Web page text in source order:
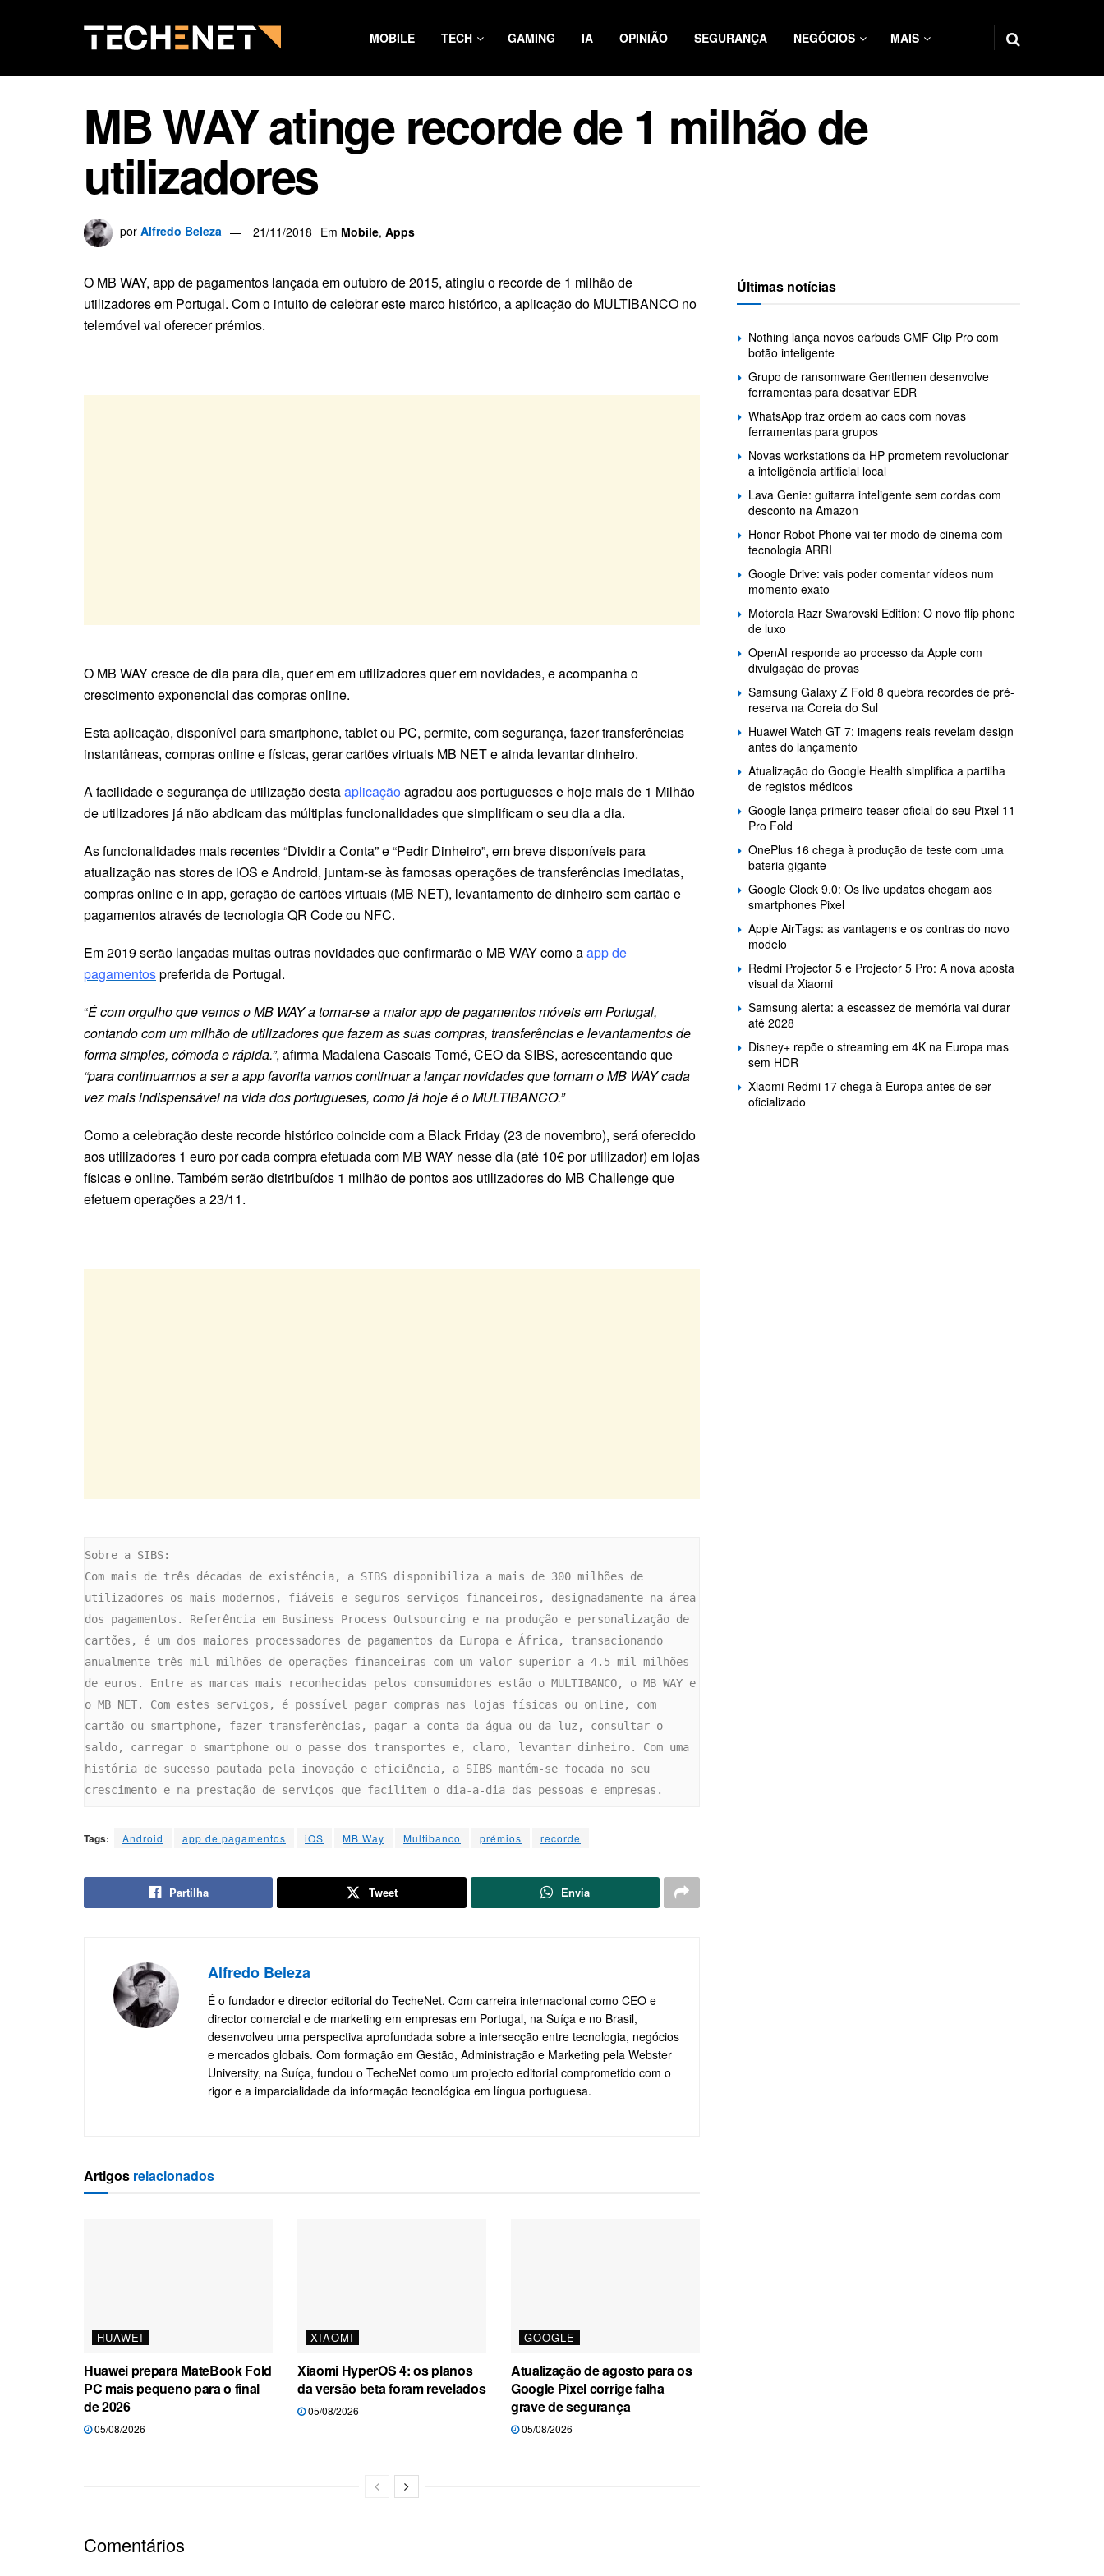
MOBILE TECH GAMING IA OPINIÃO SEGURANÇA NEGÓCIOS MAIS
MB WAY atinge recorde de 1 milhão de
utilizadores
por Alfredo Beleza 21/11/2018 Em Mobile, Apps
O MB WAY, app de pagamentos lançada em outubro de 2015, atingiu o recorde de 1 milhão de
utilizadores em Portugal. Com o intuito de celebrar este marco histórico, a aplicação do MULTIBANCO no
telemóvel vai oferecer prémios.
O MB WAY cresce de dia para dia, quer em em utilizadores quer em novidades, e acompanha o
crescimento exponencial das compras online.
Esta aplicação, disponível para smartphone, tablet ou PC, permite, com segurança, fazer transferências
instantâneas, compras online e físicas, gerar cartões virtuais MB NET e ainda levantar dinheiro.
A facilidade e segurança de utilização destaaplicaçãoagradou aos portugueses e hoje mais de 1 Milhão
de utilizadores já não abdicam das múltiplas funcionalidades que simplificam o seu dia a dia.
As funcionalidades mais recentes “Dividir a Conta” e “Pedir Dinheiro”, em breve disponíveis para
atualização nas stores de iOS e Android, juntam-se às famosas operações de transferências imediatas,
compras online e in app, geração de cartões virtuais (MB NET), levantamento de dinheiro sem cartão e
pagamentos através de tecnologia QR Code ou NFC.
Em 2019 serão lançadas muitas outras novidades que confirmarão o MB WAY como aapp de
pagamentospreferida de Portugal.
“É com orgulho que vemos o MB WAY a tornar-se a maior app de pagamentos móveis em Portugal,
contando com um milhão de utilizadores que fazem as suas compras, transferências e levantamentos de
forma simples, cómoda e rápida.”, afirma Madalena Cascais Tomé, CEO da SIBS, acrescentando que
“para continuarmos a ser a app favorita vamos continuar a lançar novidades que tornam o MB WAY cada
vez mais indispensável na vida dos portugueses, como já hoje é o MULTIBANCO.”
Como a celebração deste recorde histórico coincide com a Black Friday (23 de novembro), será oferecido
aos utilizadores 1 euro por cada compra efetuada com MB WAY nesse dia (até 10€ por utilizador) em lojas
físicas e online. Também serão distribuídos 1 milhão de pontos aos utilizadores do MB Challenge que
efetuem operações a 23/11.
Sobre a SIBS:
Com mais de três décadas de existência, a SIBS disponibiliza a mais de 300 milhões de
utilizadores os mais modernos, fiáveis e seguros serviços financeiros, designadamente na área
dos pagamentos. Referência em Business Process Outsourcing e na produção e personalização de
cartões, é um dos maiores processadores de pagamentos da Europa e África, transacionando
anualmente três mil milhões de operações financeiras com um valor superior a 4.5 mil milhões
de euros. Entre as marcas mais reconhecidas pelos consumidores estão o MULTIBANCO, o MB WAY e
o MB NET. Com estes serviços, é possível pagar compras nas lojas físicas ou online, com
cartão ou smartphone, fazer transferências, pagar a conta da água ou da luz, consultar o
saldo, carregar o smartphone ou o passe dos transportes e, claro, levantar dinheiro. Com uma
história de sucesso pautada pela inovação e eficiência, a SIBS mantém-se focada no seu
crescimento e na prestação de serviços que facilitem o dia-a-dia das pessoas e empresas.
Tags: Android app de pagamentos iOS MB Way Multibanco prémios recorde
Partilha Tweet Envia
Alfredo Beleza
É o fundador e director editorial do TecheNet. Com carreira internacional como CEO e
director comercial e de marketing em empresas em Portugal, na Suíça e no Brasil,
desenvolveu uma perspectiva aprofundada sobre a intersecção entre tecnologia, negócios
e mercados globais. Com formação em Gestão, Administração e Marketing pela Webster
University, na Suíça, fundou o TecheNet como um projecto editorial comprometido com o
rigor e a imparcialidade da informação tecnológica em língua portuguesa.
Artigos relacionados
HUAWEI
Huawei prepara MateBook Fold
PC mais pequeno para o final
de 2026
05/08/2026
XIAOMI
Xiaomi HyperOS 4: os planos
da versão beta foram revelados
05/08/2026
GOOGLE
Atualização de agosto para os
Google Pixel corrige falha
grave de segurança
05/08/2026
Comentários
Últimas notícias
Nothing lança novos earbuds CMF Clip Pro com
botão inteligente
Grupo de ransomware Gentlemen desenvolve
ferramentas para desativar EDR
WhatsApp traz ordem ao caos com novas
ferramentas para grupos
Novas workstations da HP prometem revolucionar
a inteligência artificial local
Lava Genie: guitarra inteligente sem cordas com
desconto na Amazon
Honor Robot Phone vai ter modo de cinema com
tecnologia ARRI
Google Drive: vais poder comentar vídeos num
momento exato
Motorola Razr Swarovski Edition: O novo flip phone
de luxo
OpenAI responde ao processo da Apple com
divulgação de provas
Samsung Galaxy Z Fold 8 quebra recordes de pré-
reserva na Coreia do Sul
Huawei Watch GT 7: imagens reais revelam design
antes do lançamento
Atualização do Google Health simplifica a partilha
de registos médicos
Google lança primeiro teaser oficial do seu Pixel 11
Pro Fold
OnePlus 16 chega à produção de teste com uma
bateria gigante
Google Clock 9.0: Os live updates chegam aos
smartphones Pixel
Apple AirTags: as vantagens e os contras do novo
modelo
Redmi Projector 5 e Projector 5 Pro: A nova aposta
visual da Xiaomi
Samsung alerta: a escassez de memória vai durar
até 2028
Disney+ repõe o streaming em 4K na Europa mas
sem HDR
Xiaomi Redmi 17 chega à Europa antes de ser
oficializado